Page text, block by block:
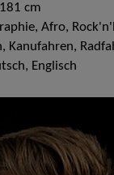
181 cm
Afro,
Kanufahren,
Englisch